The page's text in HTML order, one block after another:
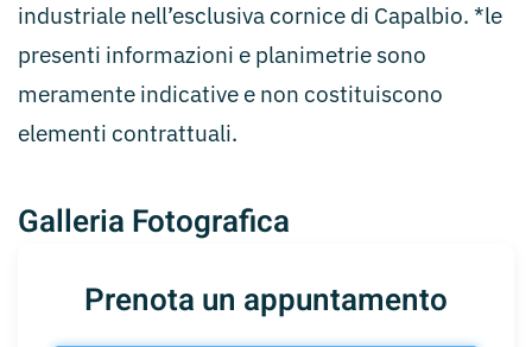
industriale nell’esclusiva cornice di Capalbio. *le
presenti informazioni e planimetrie sono
meramente indicative e non costituiscono
elementi contrattuali.
Galleria Fotografica
Prenota un appuntamento